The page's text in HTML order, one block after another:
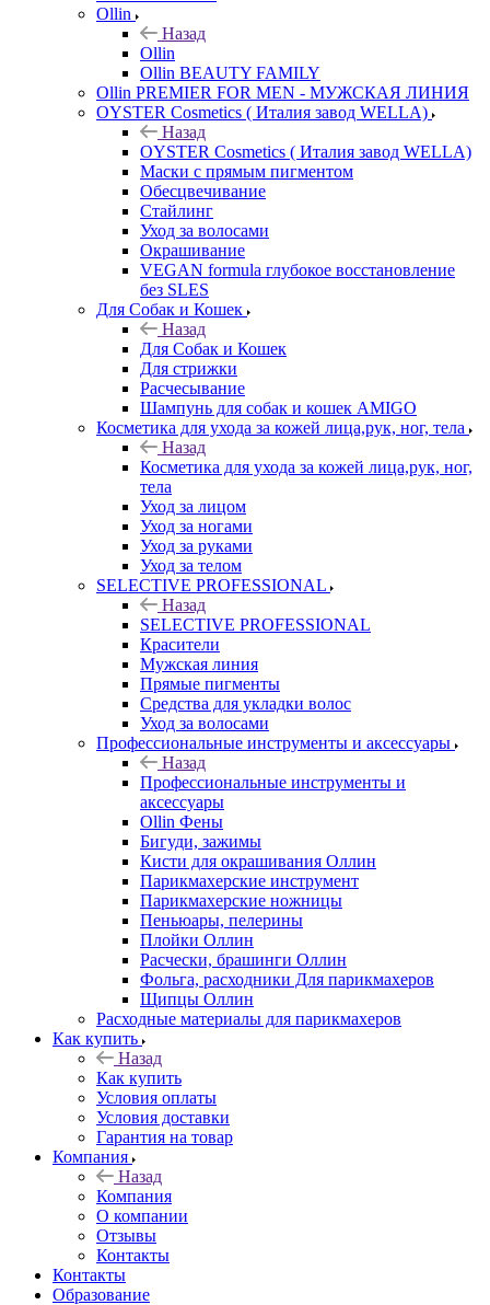
Ollin
Назад
Ollin
Ollin BEAUTY FAMILY
Ollin PREMIER FOR MEN - МУЖСКАЯ ЛИНИЯ
OYSTER Cosmetics ( Италия завод WELLA)
Назад
OYSTER Cosmetics ( Италия завод WELLA)
Маски с прямым пигментом
Обесцвечивание
Стайлинг
Уход за волосами
Окрашивание
VEGAN formula глубокое восстановление
без SLES
Для Собак и Кошек
Назад
Для Собак и Кошек
Для стрижки
Расчесывание
Шампунь для собак и кошек AMIGO
Косметика для ухода за кожей лица,рук, ног, тела
Назад
Косметика для ухода за кожей лица,рук, ног,
тела
Уход за лицом
Уход за ногами
Уход за руками
Уход за телом
SELECTIVE PROFESSIONAL
Назад
SELECTIVE PROFESSIONAL
Красители
Мужская линия
Прямые пигменты
Средства для укладки волос
Уход за волосами
Профессиональные инструменты и аксессуары
Назад
Профессиональные инструменты и
аксессуары
Ollin Фены
Бигуди, зажимы
Кисти для окрашивания Оллин
Парикмахерские инструмент
Парикмахерские ножницы
Пеньюары, пелерины
Плойки Оллин
Расчески, брашинги Оллин
Фольга, расходники Для парикмахеров
Щипцы Оллин
Расходные материалы для парикмахеров
Как купить
Назад
Как купить
Условия оплаты
Условия доставки
Гарантия на товар
Компания
Назад
Компания
О компании
Отзывы
Контакты
Контакты
Образование